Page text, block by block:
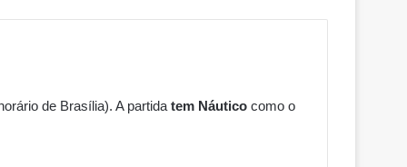
de Brasília). A partida tem Náutico como o